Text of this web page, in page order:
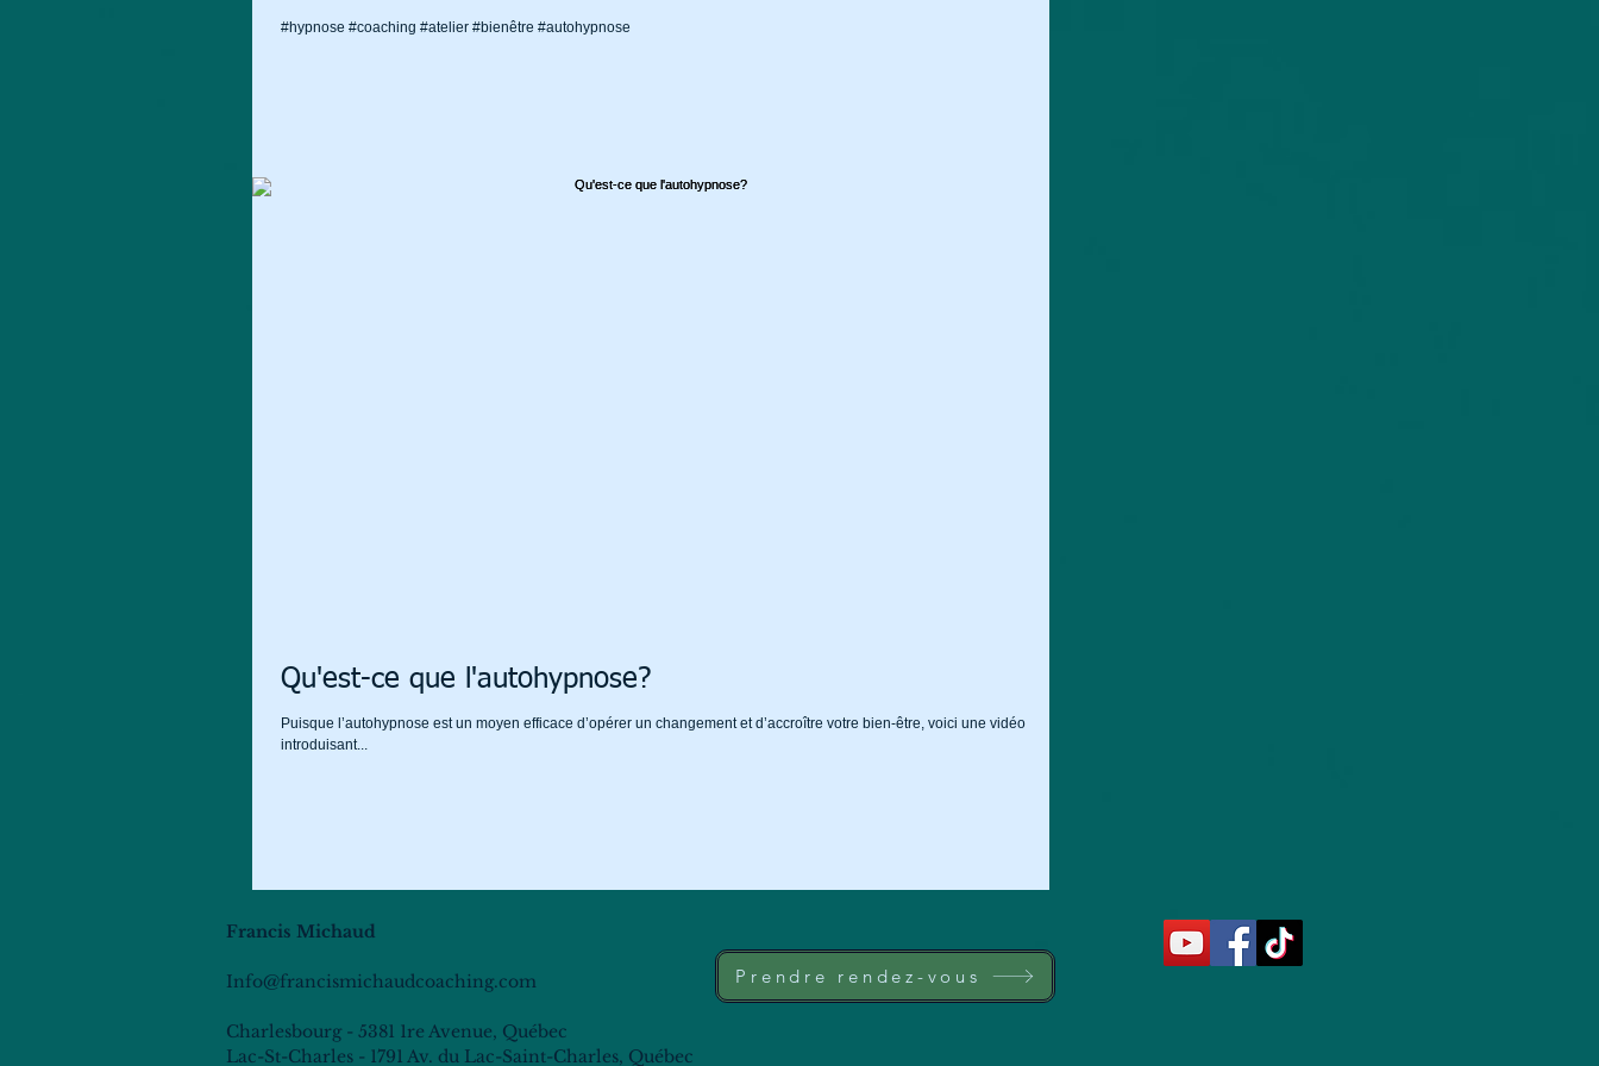
#hypnose #coaching #atelier #bienêtre #autohypnose
Qu'est-ce que l'autohypnose?
Puisque l’autohypnose est un moyen efficace d’opérer un changement et d’accroître votre bien-être, voici une vidéo
introduisant...
Francis Michaud
Info@francismichaudcoaching.com
Charlesbourg - 5381 1re Avenue, Québec
Lac-St-Charles - 1791 Av. du Lac-Saint-Charles, Québec
Prendre rendez-vous